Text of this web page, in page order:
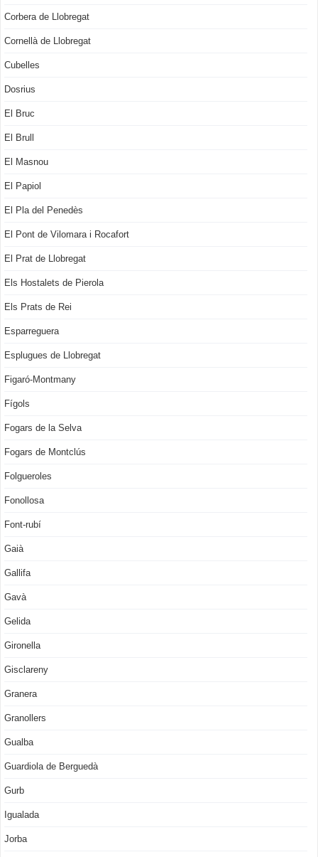
Corbera de Llobregat
Cornellà de Llobregat
Cubelles
Dosrius
El Bruc
El Brull
El Masnou
El Papiol
El Pla del Penedès
El Pont de Vilomara i Rocafort
El Prat de Llobregat
Els Hostalets de Pierola
Els Prats de Rei
Esparreguera
Esplugues de Llobregat
Figaró-Montmany
Fígols
Fogars de la Selva
Fogars de Montclús
Folgueroles
Fonollosa
Font-rubí
Gaià
Gallifa
Gavà
Gelida
Gironella
Gisclareny
Granera
Granollers
Gualba
Guardiola de Berguedà
Gurb
Igualada
Jorba